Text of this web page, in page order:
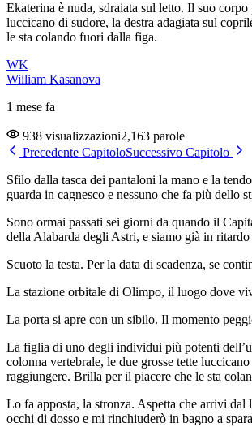
Ekaterina è nuda, sdraiata sul letto. Il suo
luccicano di sudore, la destra adagiata sul
le sta colando fuori dalla figa.
WK
William Kasanova
1 mese fa
938 visualizzazioni2,163 parole
Precedente CapitoloSuccessivo Capitolo
Sfilo dalla tasca dei pantaloni la mano e la
guarda in cagnesco e nessuno che fa più dello
Sono ormai passati sei giorni da quando il
della Alabarda degli Astri, e siamo già in ritardo
Scuoto la testa. Per la data di scadenza, se
La stazione orbitale di Olimpo, il luogo dove
La porta si apre con un sibilo. Il momento
La figlia di uno degli individui più potenti
colonna vertebrale, le due grosse tette
raggiungere. Brilla per il piacere che le sta
Lo fa apposta, la stronza. Aspetta che arrivi
occhi di dosso e mi rinchiuderò in bagno a